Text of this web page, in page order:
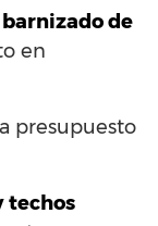
de
en
presupuesto
techos